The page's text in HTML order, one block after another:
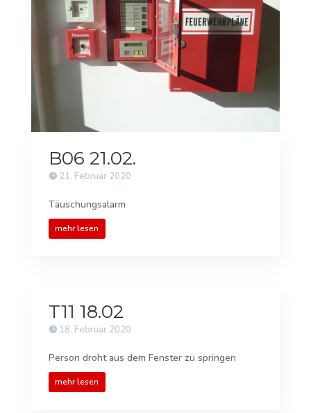
B06 21.02.
21. Februar 2020
Täuschungsalarm
mehr lesen
T11 18.02
18. Februar 2020
Person droht aus dem Fenster zu springen
mehr lesen